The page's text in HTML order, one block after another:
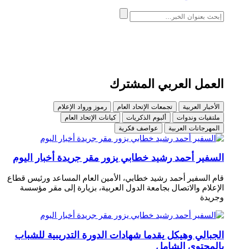
العمل العربي المشترك
الأخبار العربية تجمعات الإتحاد العام
رموز ورواد الإعلام
ملتقيات وندوات
ألبوم الذكريات
كيانات الإتحاد العام
المهرجانات العربية
عواصف فكرية
السفير أحمد رشيد خطابي يزور مقر جريدة أخبار اليوم
قام السفير أحمد رشيد خطابي، الأمين العام المساعد ورئيس قطاع
الإعلام والاتصال بجامعة الدول العربية، بزيارة إلى مقر مؤسسة
وجريدة
الجبالي وهيكل يقدما شهادات الدورة التدريبية للشباب
بالمحتوي الشامل